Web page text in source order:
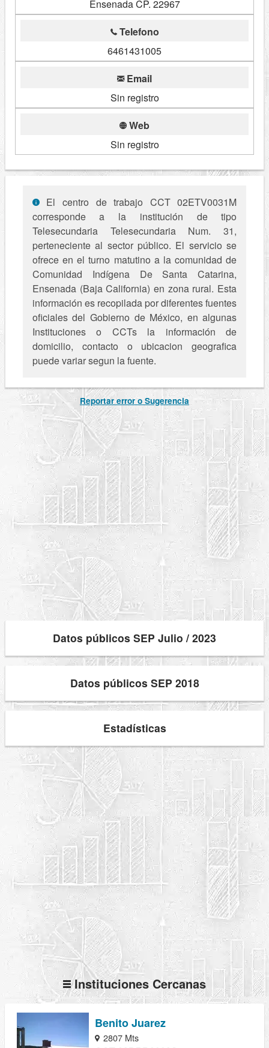
Ensenada CP. 22967
Telefono
6461431005
Email
Sin registro
Web
Sin registro
El centro de trabajo CCT 02ETV0031M
corresponde a la institución de tipo
Telesecundaria Telesecundaria Num. 31,
perteneciente al sector público. El servicio se
ofrece en el turno matutino a la comunidad de
Comunidad Indígena De Santa Catarina,
Ensenada (Baja California) en zona rural. Esta
información es recopilada por diferentes fuentes
oficiales del Gobierno de México, en algunas
Instituciones o CCTs la información de
domicilio, contacto o ubicacion geografica
puede variar segun la fuente.
Reportar error o Sugerencia
Datos públicos SEP Julio / 2023
Datos públicos SEP 2018
Estadísticas
Instituciones Cercanas
Benito Juarez
2807 Mts